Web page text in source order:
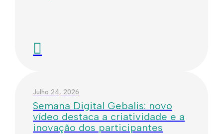
Julho 24, 2026
Semana Digital Gebalis: novo
vídeo destaca a criatividade e a
inovação dos participantes